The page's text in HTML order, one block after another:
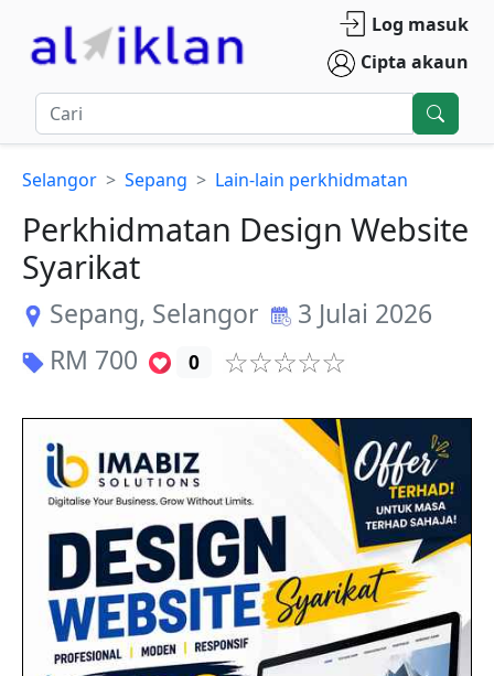
Log masuk
Cipta akaun
Selangor Sepang Lain-lain perkhidmatan
Perkhidmatan Design Website
Syarikat
Sepang, Selangor
3 Julai 2026
RM 700 0